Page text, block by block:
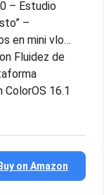
– Estudio
–
en mini vlo…
Fluidez de
16.1
Buy on Amazon